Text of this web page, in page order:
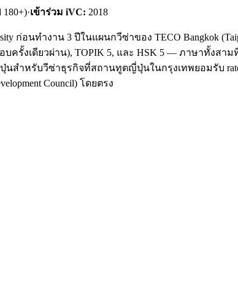
180+)·เข้าร่วม iVC: 2018
ก่อนทำงาน 3 ปีในแผนกวีซ่าของ TECO Bangkok
ครั้งเดียวผ่าน), TOPIK 5, และ HSK 5 — ภาษาทั้ง
นสำหรับวีซ่าธุรกิจที่สถานทูตญี่ปุ่นในกรุงเทพยอมรับ rate
Council) โดยตรง